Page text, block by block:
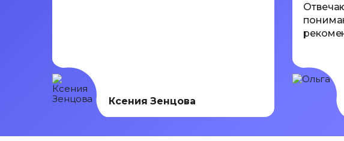
Ксения Зенцова